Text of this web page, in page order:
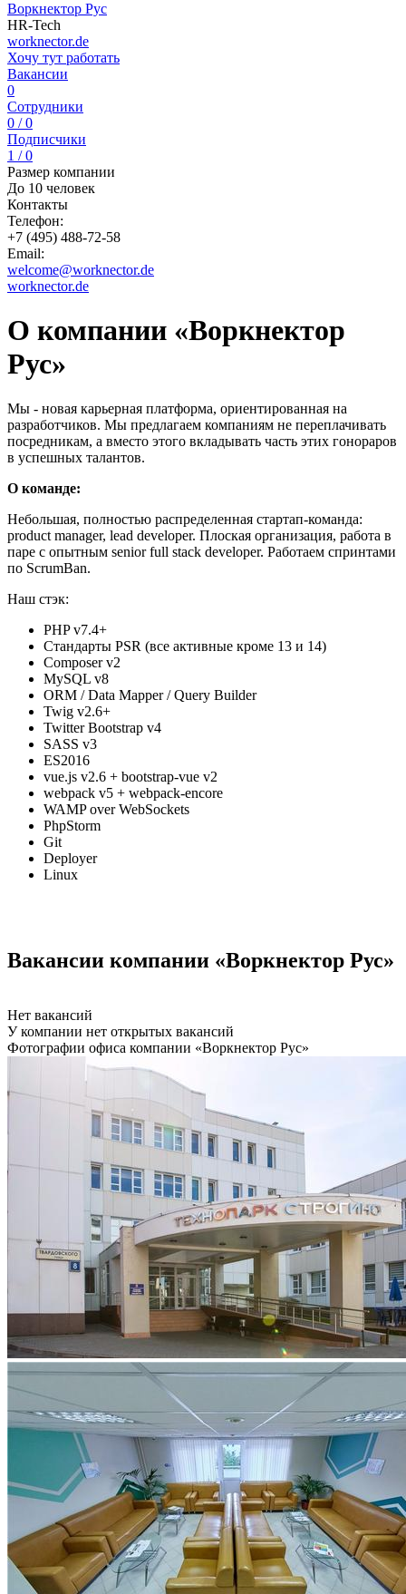
Воркнектор Рус
HR-Tech
worknector.de
Хочу тут работать
Вакансии
0
Сотрудники
0 / 0
Подписчики
1 / 0
Размер компании
До 10 человек
Контакты
Телефон:
+7 (495) 488-72-58
Email:
welcome@worknector.de
worknector.de
О компании «Воркнектор
Рус»
Мы - новая карьерная платформа, ориентированная на
разработчиков. Мы предлагаем компаниям не переплачивать
посредникам, а вместо этого вкладывать часть этих гонораров
в успешных талантов.
О команде:
Небольшая, полностью распределенная стартап-команда:
product manager, lead developer. Плоская организация, работа в
паре с опытным senior full stack developer. Работаем спринтами
по ScrumBan.
Наш стэк:
PHP v7.4+
Стандарты PSR (все активные кроме 13 и 14)
Сomposer v2
MySQL v8
ORM / Data Mapper / Query Builder
Twig v2.6+
Twitter Bootstrap v4
SASS v3
ES2016
vue.js v2.6 + bootstrap-vue v2
webpack v5 + webpack-encore
WAMP over WebSockets
PhpStorm
Git
Deployer
Linux
Вакансии компании «Воркнектор Рус»
Нет вакансий
У компании нет открытых вакансий
Фотографии офиса компании «Воркнектор Рус»